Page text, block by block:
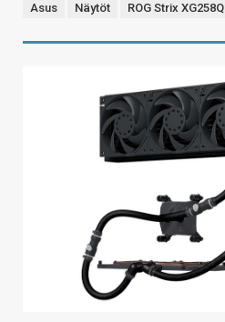
Asus Näytöt ROG Strix XG258Q